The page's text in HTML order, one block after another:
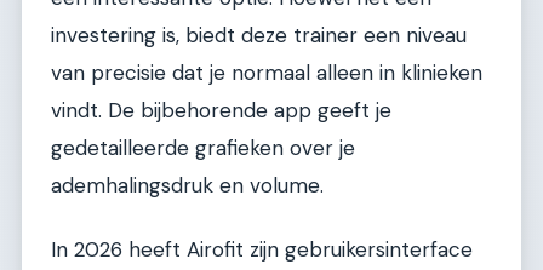
investering is, biedt deze trainer een niveau
van precisie dat je normaal alleen in klinieken
vindt. De bijbehorende app geeft je
gedetailleerde grafieken over je
ademhalingsdruk en volume.
In 2026 heeft Airofit zijn gebruikersinterface